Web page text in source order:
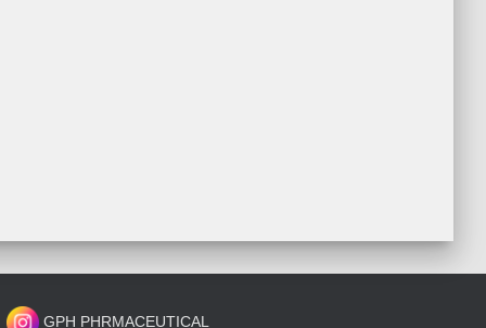
GPH PHRMACEUTICAL